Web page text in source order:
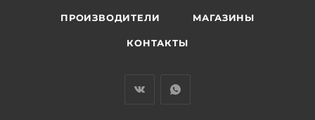
ПРОИЗВОДИТЕЛИ МАГАЗИНЫ
КОНТАКТЫ